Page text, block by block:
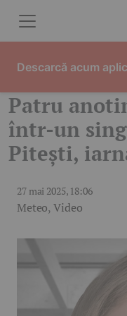
Patru
într-un
Pitești,
27 mai 2025, 18:06
Meteo,Video
Descarcă acum